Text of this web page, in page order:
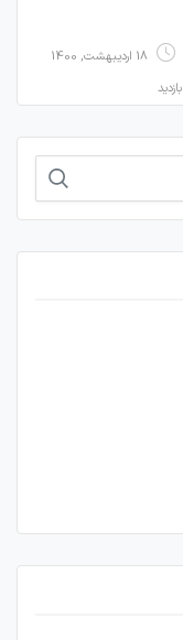
18 اردیبهشت, 1400